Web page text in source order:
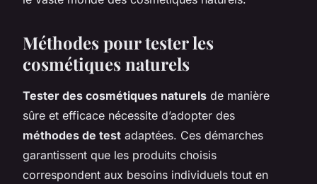
Méthodes pour tester les
cosmétiques naturels
Tester des cosmétiques naturels de manière
sûre et efficace nécessite d’adopter des
méthodes de test adaptées. Ces démarches
garantissent que les produits choisis
correspondent aux besoins individuels tout en